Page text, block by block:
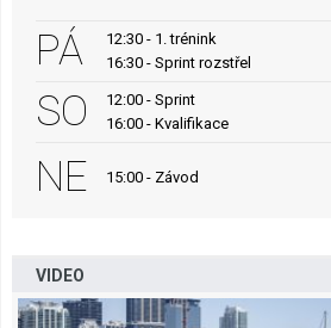
PÁ
12:30 - 1. trénink
16:30 - Sprint rozstřel
SO
12:00 - Sprint
16:00 - Kvalifikace
NE 15:00 - Závod
VIDEO